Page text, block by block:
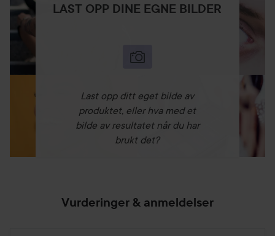
LAST OPP DINE EGNE BILDER
Last opp ditt eget bilde av
produktet, eller hva med et
bilde av resultatet når du har
brukt det?
Vurderinger & anmeldelser